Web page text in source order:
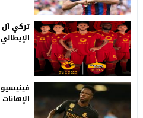
تركي
الإيطالي